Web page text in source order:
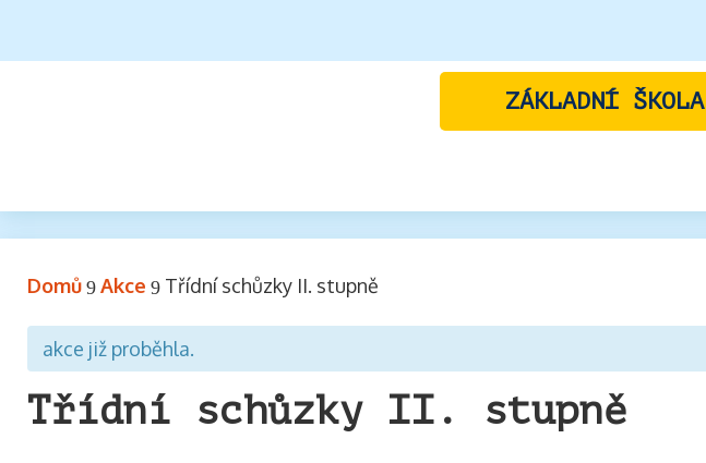
ZÁKLADNÍ ŠKOLA
Domů 9 Akce 9 Třídní schůzky II. stupně
akce již proběhla.
Třídní schůzky II. stupně